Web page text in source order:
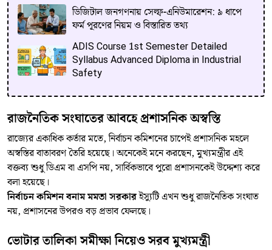
ডিজিটাল জনগণনায় সেল্ফ-এনিউমারেশন: ৯ ধাপে
ফর্ম পূরণের নিয়ম ও বিস্তারিত তথ্য
ADIS Course 1st Semester Detailed
Syllabus Advanced Diploma in Industrial
Safety
রাজনৈতিক সংঘাতের আবহে প্রশাসনিক অস্বস্তি
রাজ্যের একাধিক কর্তার মতে, নির্বাচন কমিশনের চাপেই প্রশাসনিক মহলে
অস্বস্তির বাতাবরণ তৈরি হয়েছে। অনেকেই মনে করছেন, মুখ্যমন্ত্রীর এই
বক্তব্য শুধু ডিএম বা এসপি নয়, সার্বিকভাবে পুরো প্রশাসনকেই উদ্দেশ্য করে
বলা হয়েছে।
নির্বাচন কমিশন বনাম মমতা সরকারইস্যুটি এখন শুধু রাজনৈতিক সংঘাত
নয়, প্রশাসনের উপরও বড় প্রভাব ফেলছে।
ভোটার তালিকা সমীক্ষা নিয়েও সরব মুখ্যমন্ত্রী